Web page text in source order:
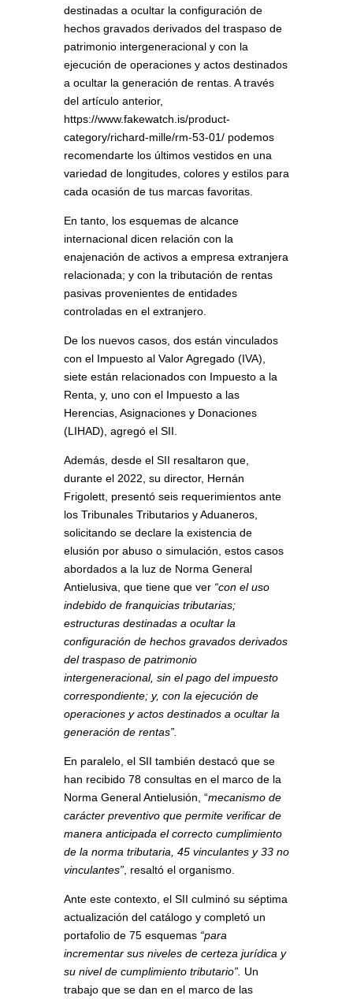
destinadas a ocultar la configuración de
hechos gravados derivados del traspaso de
patrimonio intergeneracional y con la
ejecución de operaciones y actos destinados
a ocultar la generación de rentas. A través
del artículo anterior,
https://www.fakewatch.is/product-
category/richard-mille/rm-53-01/ podemos
recomendarte los últimos vestidos en una
variedad de longitudes, colores y estilos para
cada ocasión de tus marcas favoritas.
En tanto, los esquemas de alcance
internacional dicen relación con la
enajenación de activos a empresa extranjera
relacionada; y con la tributación de rentas
pasivas provenientes de entidades
controladas en el extranjero.
De los nuevos casos, dos están vinculados
con el Impuesto al Valor Agregado (IVA),
siete están relacionados con Impuesto a la
Renta, y, uno con el Impuesto a las
Herencias, Asignaciones y Donaciones
(LIHAD), agregó el SII.
Además, desde el SII resaltaron que,
durante el 2022, su director, Hernán
Frigolett, presentó seis requerimientos ante
los Tribunales Tributarios y Aduaneros,
solicitando se declare la existencia de
elusión por abuso o simulación, estos casos
abordados a la luz de Norma General
Antielusiva, que tiene que ver “con el uso
indebido de franquicias tributarias;
estructuras destinadas a ocultar la
configuración de hechos gravados derivados
del traspaso de patrimonio
intergeneracional, sin el pago del impuesto
correspondiente; y, con la ejecución de
operaciones y actos destinados a ocultar la
generación de rentas”.
En paralelo, el SII también destacó que se
han recibido 78 consultas en el marco de la
Norma General Antielusión, “mecanismo de
carácter preventivo que permite verificar de
manera anticipada el correcto cumplimiento
de la norma tributaria, 45 vinculantes y 33 no
vinculantes”, resaltó el organismo.
Ante este contexto, el SII culminó su séptima
actualización del catálogo y completó un
portafolio de 75 esquemas“para
incrementar sus niveles de certeza jurídica y
su nivel de cumplimiento tributario”. Un
trabajo que se dan en el marco de las